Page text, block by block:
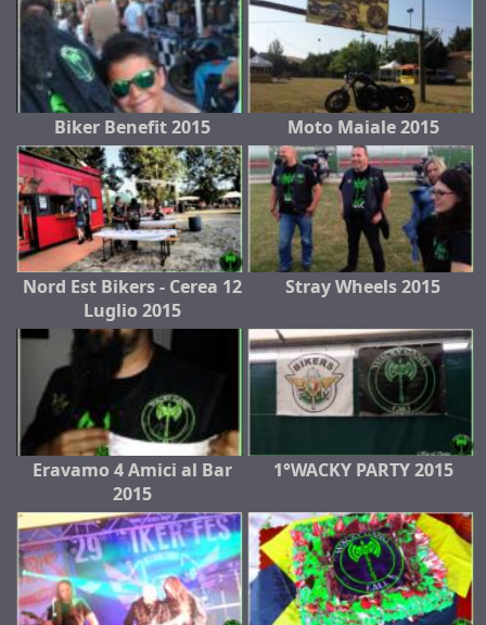
Biker Benefit 2015 Moto Maiale 2015
Nord Est Bikers - Cerea 12
Luglio 2015
Stray Wheels 2015
Eravamo 4 Amici al Bar
2015
1°WACKY PARTY 2015